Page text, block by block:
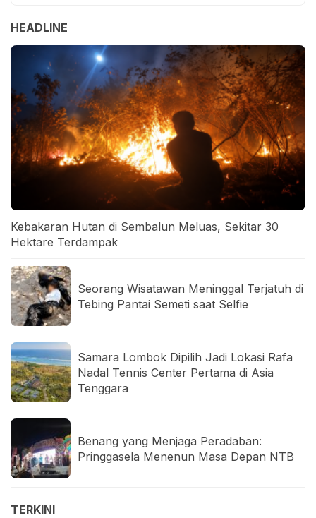
HEADLINE
Kebakaran Hutan di Sembalun Meluas, Sekitar 30
Hektare Terdampak
Seorang Wisatawan Meninggal Terjatuh di
Tebing Pantai Semeti saat Selfie
Samara Lombok Dipilih Jadi Lokasi Rafa
Nadal Tennis Center Pertama di Asia
Tenggara
Benang yang Menjaga Peradaban:
Pringgasela Menenun Masa Depan NTB
TERKINI